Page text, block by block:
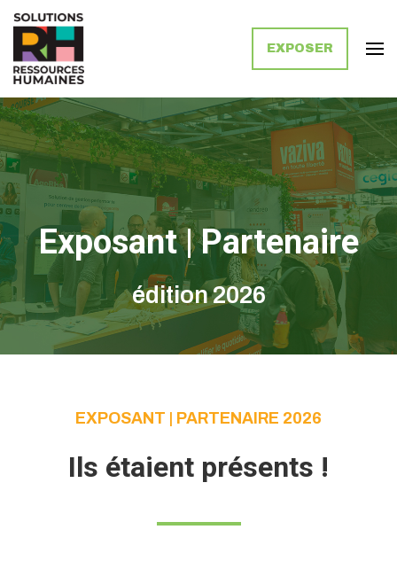
Solutions Ressources Humaines
EXPOSER
Exposant | Partenaire
édition 2026
EXPOSANT | PARTENAIRE 2026
Ils étaient présents !